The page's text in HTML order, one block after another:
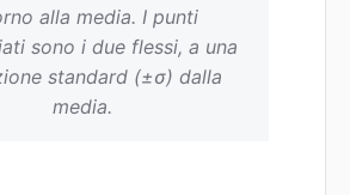
alla media. I punti
sono i due flessi, a una
standard (±σ) dalla
media.